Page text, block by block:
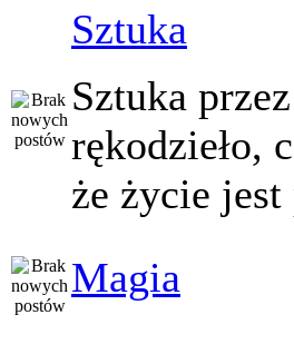
Sztuka
Sztuka
rękodzieło,
że życie
Magia